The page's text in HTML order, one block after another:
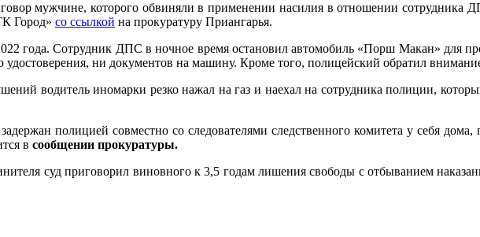
мужчине, которого обвиняли в применении насилия в отношении сотрудника
Город» со ссылкой на прокуратуру Приангарья.
года. Сотрудник ДПС в ночное время остановил автомобиль «Порш Макан» для
удостоверения, ни документов на машину. Кроме того, полицейский обратил
водитель иномарки резко нажал на газ и наехал на сотрудника полиции,
полицией совместно со следователями следственного комитета у себя
в сообщении прокуратуры.
суд приговорил виновного к 3,5 годам лишения свободы с отбыванием